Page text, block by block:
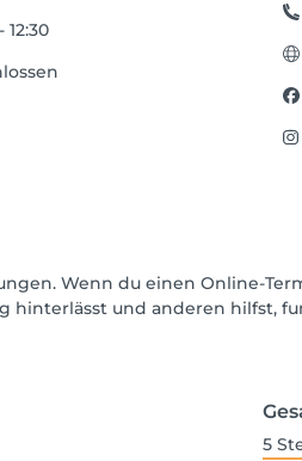
12:30
Wenn du einen Online-
hinterlässt und anderen hilfst,
5